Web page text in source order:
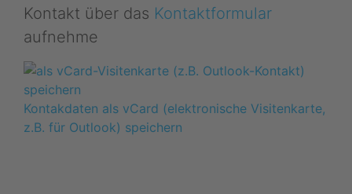
Kontakt über das Kontaktformular
aufnehme
Kontakdaten als vCard (elektronische Visitenkarte,
z.B. für Outlook) speichern